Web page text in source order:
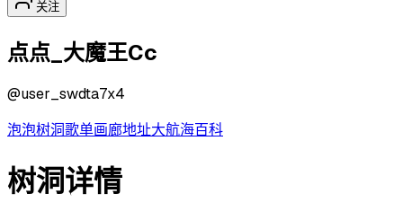
关注
点点_大魔王Cc
@user_swdta7x4
泡泡树洞歌单画廊地址大航海百科
树洞详情